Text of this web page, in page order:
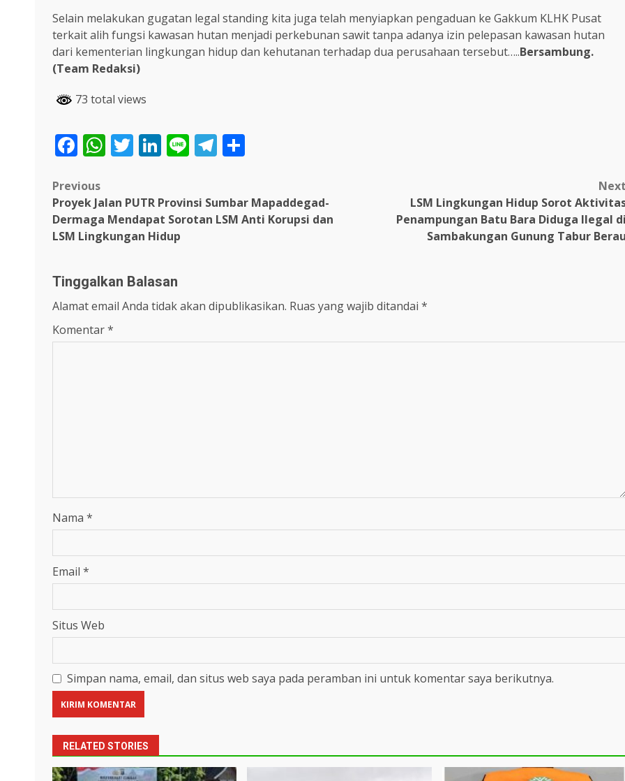
Selain melakukan gugatan legal standing kita juga telah menyiapkan pengaduan ke Gakkum KLHK Pusat
terkait alih fungsi kawasan hutan menjadi perkebunan sawit tanpa adanya izin pelepasan kawasan hutan
dari kementerian lingkungan hidup dan kehutanan terhadap dua perusahaan tersebut…..Bersambung.
(Team Redaksi)
73 total views
Facebook
WhatsApp
Twitter
LinkedIn
LineTelegram
Post
navigation
Previous
Proyek Jalan PUTR Provinsi Sumbar Mapaddegad-
Dermaga Mendapat Sorotan LSM Anti Korupsi dan
LSM Lingkungan Hidup
LSM Lingkungan Hidup Sorot
Penampungan Batu Bara Diduga Ilegal
Sambakungan Gunung Tabur
Tinggalkan Balasan
Alamat email Anda tidak akan dipublikasikan. Ruas yang wajib ditandai *
Komentar*
Nama *
Email *
Situs Web
Simpan nama, email, dan situs web saya pada peramban ini untuk komentar saya berikutnya.
RELATED STORIES